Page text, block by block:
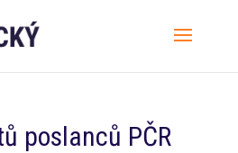
poslanců PČR